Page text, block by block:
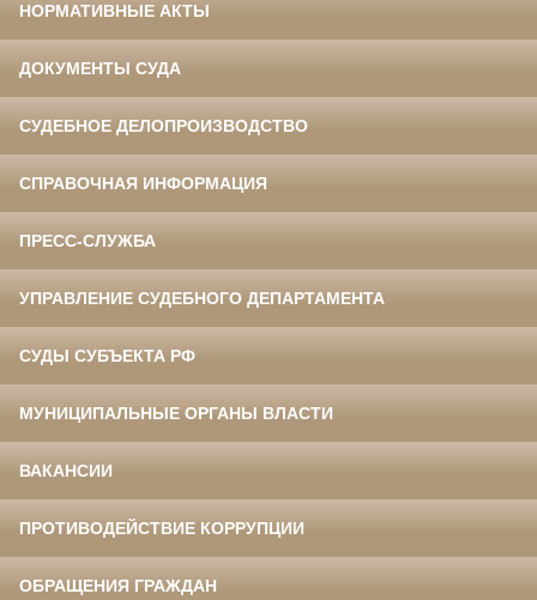
НОРМАТИВНЫЕ АКТЫ
ДОКУМЕНТЫ СУДА
СУДЕБНОЕ ДЕЛОПРОИЗВОДСТВО
СПРАВОЧНАЯ ИНФОРМАЦИЯ
ПРЕСС-СЛУЖБА
УПРАВЛЕНИЕ СУДЕБНОГО ДЕПАРТАМЕНТА
СУДЫ СУБЪЕКТА РФ
МУНИЦИПАЛЬНЫЕ ОРГАНЫ ВЛАСТИ
ВАКАНСИИ
ПРОТИВОДЕЙСТВИЕ КОРРУПЦИИ
ОБРАЩЕНИЯ ГРАЖДАН